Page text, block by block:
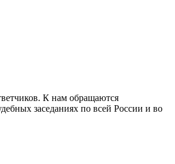
К нам обращаются
заседаниях по всей России и во